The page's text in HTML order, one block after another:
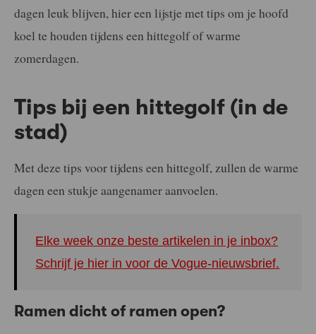
dagen leuk blijven, hier een lijstje met tips om je hoofd
koel te houden tijdens een hittegolf of warme
zomerdagen.
Tips bij een hittegolf (in de
stad)
Met deze tips voor tijdens een hittegolf, zullen de warme
dagen een stukje aangenamer aanvoelen.
Elke week onze beste artikelen in je inbox?
Schrijf je hier in voor de Vogue-nieuwsbrief.
Ramen dicht of ramen open?